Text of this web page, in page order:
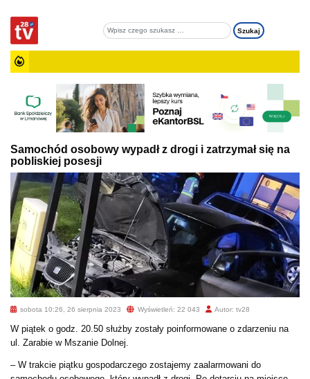
Samochód osobowy wypadł z drogi i zatrzymał się na
pobliskiej posesji
sobota 10:26, 26 sierpnia 2023 Wyświetleń: 22 043 Autor: tv28
W piątek o godz. 20.50 służby zostały poinformowane o zdarzeniu na
ul. Zarabie w Mszanie Dolnej.
– W trakcie piątku gospodarczego zostajemy zaalarmowani do